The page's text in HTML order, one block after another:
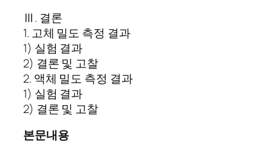
Ⅲ. 결론
1. 고체 밀도 측정 결과
1) 실험 결과
2) 결론 및 고찰
2. 액체 밀도 측정 결과
1) 실험 결과
2) 결론 및 고찰
본문내용